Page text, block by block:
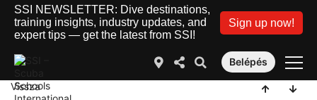
SSI NEWSLETTER: Dive destinations,
training insights, industry updates, and
expert tips — get the latest from SSI!
Sign up now!
Belépés
Vissza